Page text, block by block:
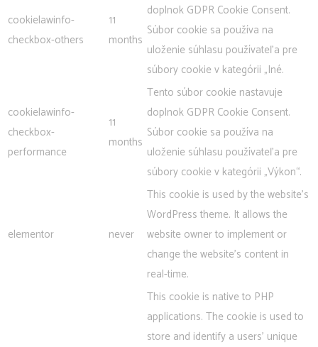
cookielawinfo-
checkbox-others
11
months
doplnok GDPR Cookie Consent.
Súbor cookie sa používa na
uloženie súhlasu používateľa pre
súbory cookie v kategórii „Iné.
cookielawinfo-
checkbox-
performance
11
months
Tento súbor cookie nastavuje
doplnok GDPR Cookie Consent.
Súbor cookie sa používa na
uloženie súhlasu používateľa pre
súbory cookie v kategórii „Výkon“.
elementor never
This cookie is used by the website's
WordPress theme. It allows the
website owner to implement or
change the website's content in
real-time.
This cookie is native to PHP
applications. The cookie is used to
store and identify a users' unique